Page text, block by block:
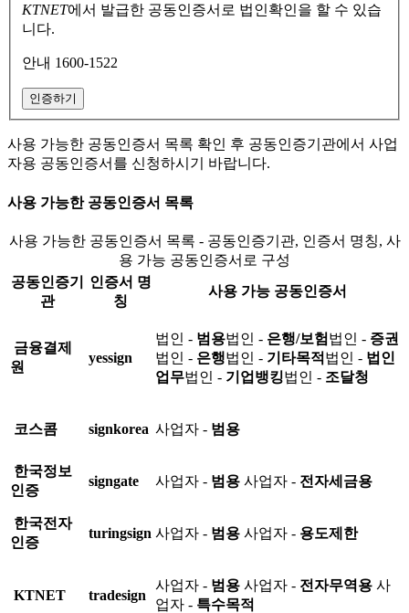
KTNET에서 발급한 공동인증서로 법인확인을 할 수 있습
니다.
안내 1600-1522
인증하기
사용 가능한 공동인증서 목록 확인 후 공동인증기관에서 사업
자용 공동인증서를 신청하시기 바랍니다.
사용 가능한 공동인증서 목록
사용 가능한 공동인증서 목록 - 공동인증기관, 인증서 명칭, 사
용 가능 공동인증서로 구성
공동인증기
관
인증서 명
칭
사용 가능 공동인증서
금융결제
원
yessign
법인 - 범용법인 - 은행/보험 법인 - 증권
법인 - 은행법인 - 기타목적 법인 - 법인
업무법인 - 기업뱅킹법인 - 조달청
코스콤 signkorea 사업자 - 범용
한국정보
인증
signgate 사업자 - 범용 사업자 - 전자세금용
한국전자
인증
turingsign 사업자 - 범용 사업자 - 용도제한
KTNET tradesign
사업자 - 범용 사업자 - 전자무역용 사
업자 - 특수목적